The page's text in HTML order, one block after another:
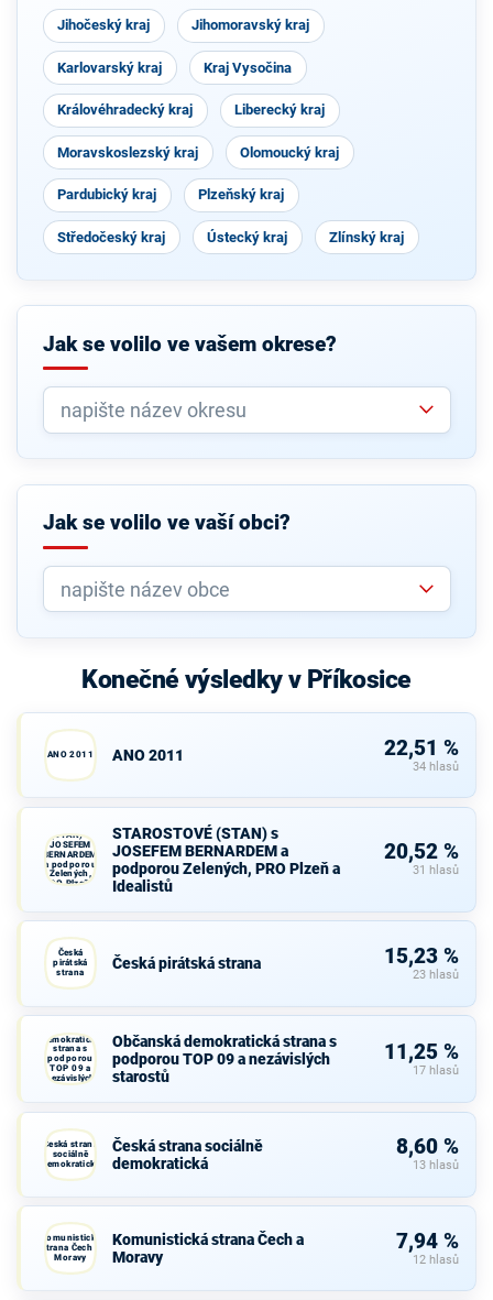
a Idealistů
Jihočeský kraj Jihomoravský kraj
Karlovarský kraj Kraj Vysočina
Královéhradecký kraj Liberecký kraj
Moravskoslezský kraj Olomoucký kraj
Pardubický kraj Plzeňský kraj
Středočeský kraj Ústecký kraj Zlínský kraj
Jak se volilo ve vašem okrese?
Jak se volilo ve vaší obci?
Konečné výsledky v Příkosice
ANO 2011 ANO 2011 22,51 %
34 hlasů
(STAN) s
JOSEFEM
BERNARDEM
a podporou
Zelených,
PRO Plzeň a
STAROSTOVÉ (STAN) s
JOSEFEM BERNARDEM a
podporou Zelených, PRO Plzeň a
Idealistů
20,52 %
31 hlasů
Česká
pirátská
strana
Česká pirátská strana 15,23 %
23 hlasů
demokratická
strana s
podporou
TOP 09 a
nezávislých
starostů
Občanská demokratická strana s
podporou TOP 09 a nezávislých
starostů
11,25 %
17 hlasů
Česká strana
sociálně
demokratická
Česká strana sociálně
demokratická
8,60 %
13 hlasů
Komunistická
strana Čech a
Moravy
Komunistická strana Čech a
Moravy
7,94 %
12 hlasů